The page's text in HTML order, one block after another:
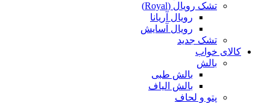
تشک رویال (Royal)
رویال آریانا
رویال آسایش
تشک جدید
کالای خواب
بالش
بالش طبی
بالش الیاف
پتو و لحاف